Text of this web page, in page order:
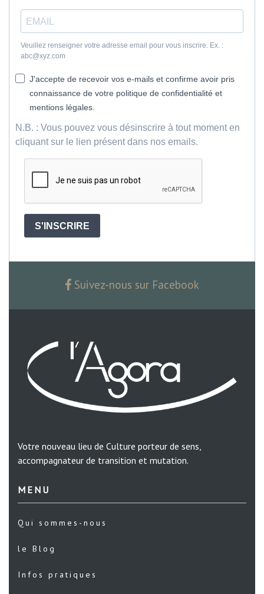
Veuillez renseigner votre adresse email pour vous inscrire. Ex. :
abc@xyz.com
J'accepte de recevoir vos e-mails et confirme avoir pris
connaissance de votre politique de confidentialité et
mentions légales.
N.B. : Vous pouvez vous désinscrire à tout moment en
cliquant sur le lien présent dans nos emails.
S'INSCRIRE
Suivez-nous sur Facebook
Votre nouveau lieu de Culture porteur de sens,
accompagnateur de transition et mutation.
MENU
Qui sommes-nous
le Blog
Infos pratiques